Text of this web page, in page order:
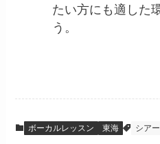
たい方にも適した
う。
ボーカルレッスン 東海 シア